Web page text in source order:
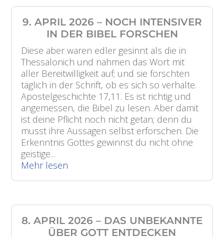
9. APRIL 2026 – NOCH INTENSIVER
IN DER BIBEL FORSCHEN
Diese aber waren edler gesinnt als die in
Thessalonich und nahmen das Wort mit
aller Bereitwilligkeit auf; und sie forschten
täglich in der Schrift, ob es sich so verhalte.
Apostelgeschichte 17,11. Es ist richtig und
angemessen, die Bibel zu lesen. Aber damit
ist deine Pflicht noch nicht getan; denn du
musst ihre Aussagen selbst erforschen. Die
Erkenntnis Gottes gewinnst du nicht ohne
geistige...
Mehr lesen
8. APRIL 2026 – DAS UNBEKANNTE
ÜBER GOTT ENTDECKEN